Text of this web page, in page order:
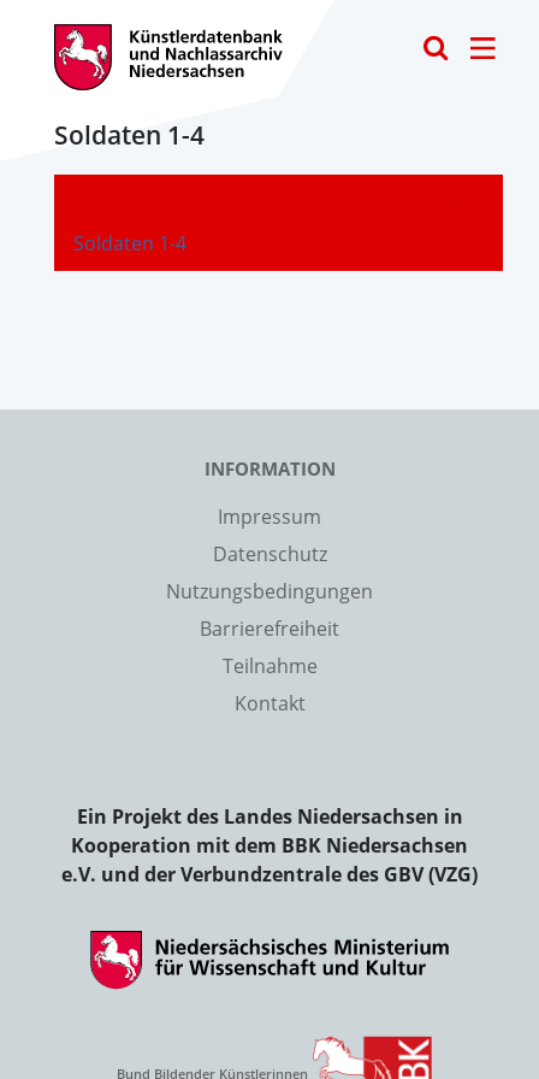
Soldaten 1-4
Soldaten 1-4
-
INFORMATION
Impressum
Datenschutz
Nutzungsbedingungen
Barrierefreiheit
Teilnahme
Kontakt
Ein Projekt des Landes Niedersachsen in
Kooperation mit dem BBK Niedersachsen
e.V. und der Verbundzentrale des GBV (VZG)
Bund Bildender Künstlerinnen